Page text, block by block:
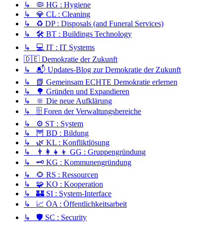
↳ 🦠 HG : Hygiene
↳ 💎 CL : Cleaning
↳ ♻️ DP : Disposals (and Funeral Services)
↳ 🛠️ BT : Buildings Technology
↳ 💻 IT : IT Systems
🇩🇪 Demokratie der Zukunft
↳ 📬 Updates-Blog zur Demokratie der Zukunft
↳ 📗 Gemeinsam ECHTE Demokratie erlernen
↳ 🌳 Gründen und Expandieren
↳ 🔆 Die neue Aufklärung
↳ 🗄️ Foren der Verwaltungsbereiche
↳ ⚙️ ST : System
↳ 🦉 BD : Bildung
↳ 🌿 KL : Konfliktlösung
↳ 👨‍👩‍👧‍👦 GG : Gruppengründung
↳ 🗝️ KG : Kommunengründung
↳ 🌻 RS : Ressourcen
↳ 🧩 KO : Kooperation
↳ 🏰 SI : System-Interface
↳ 📈 ÖA : Öffentlichkeitsarbeit
↳ 🛡️ SC : Security